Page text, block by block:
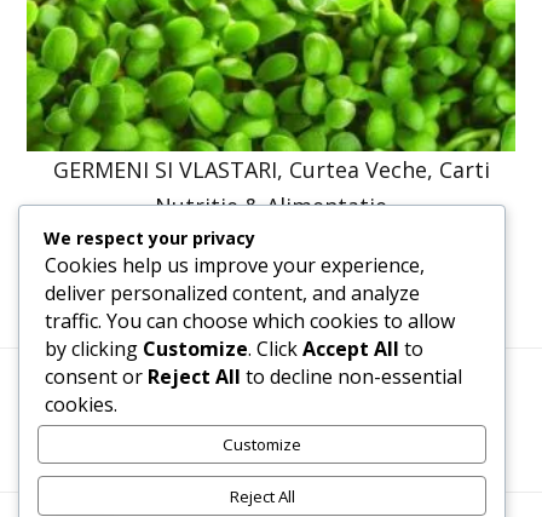
GERMENI SI VLASTARI, Curtea Veche, Carti
Nutritie & Alimentatie
41,23lei
Termeni, Condiții & Protecția Datelor (GDPR)
We respect your privacy
Cookies help us improve your experience,
deliver personalized content, and analyze
traffic. You can choose which cookies to allow
by clicking Customize. ClickAccept All to
consent or Reject All to decline non-essential
cookies.
Customize
Reject All